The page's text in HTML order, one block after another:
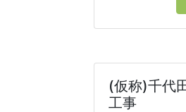
(仮称)千代
工事